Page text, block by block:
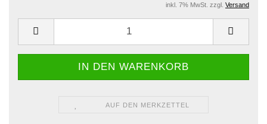
inkl. 7% MwSt. zzgl. Versand
AUF DEN MERKZETTEL